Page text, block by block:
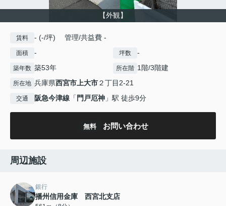
【外観】
賃料 - (-/坪) 管理/共益費 -
面積 - 坪数 -
築年数 築53年 所在階 1階/3階建
所在地 兵庫県西宮市上大市２丁目2-21
交通 阪急今津線 「 門戸厄神 」駅 徒歩9分
無料 お問い合わせ
周辺施設
銀行
播州信用金庫 西宮北支店